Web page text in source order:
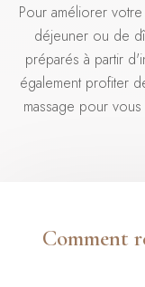
Pour améliorer
déjeuner ou de
préparés à partir
également profiter
massage pour
Comment